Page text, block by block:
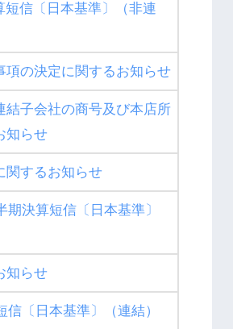
短信〔日本基準〕（非連
項の決定に関するお知らせ
結子会社の商号及び本店所
知らせ
関するお知らせ
決算短信〔日本基準〕
知らせ
〔日本基準〕（連結）